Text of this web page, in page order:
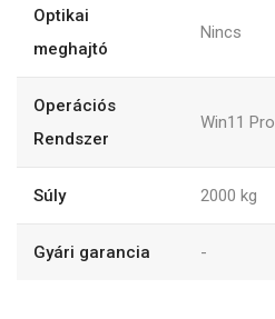
Optikai
meghajtó
Nincs
Operációs
Rendszer
Win11 Pro
Súly 2000 kg
Gyári garancia -